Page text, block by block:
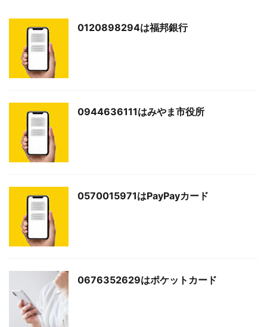
0120898294は福邦銀行
0944636111はみやま市役所
0570015971はPayPayカード
0676352629はポケットカード